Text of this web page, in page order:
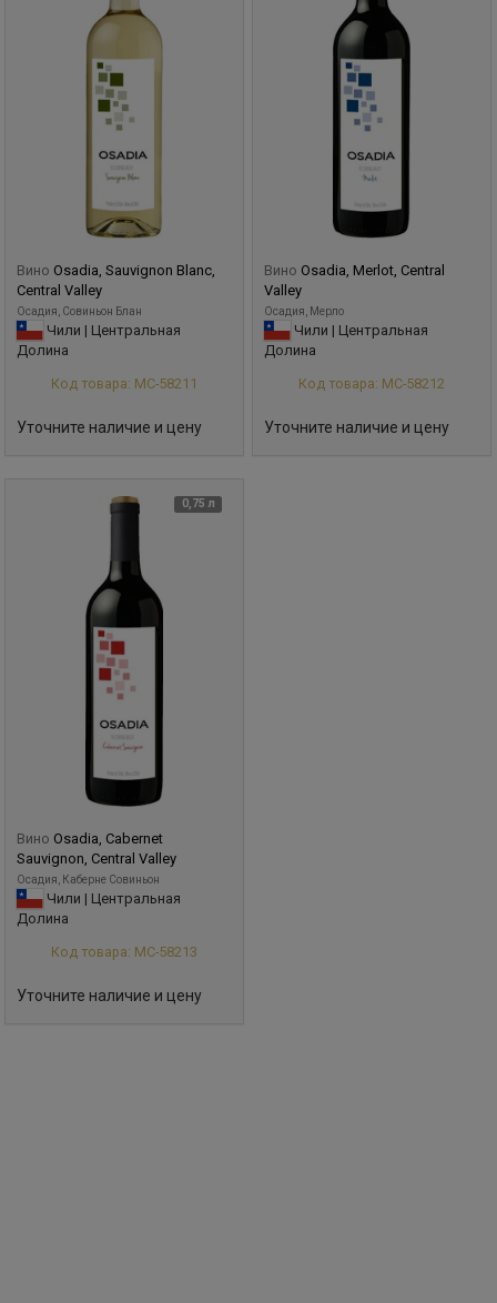
Вино Osadia, Sauvignon Blanc,
Central Valley
Осадия, Совиньон Блан
Чили | Центральная
Долина
Код товара: МС-58211
Уточните наличие и цену
Вино Osadia, Merlot, Central
Valley
Осадия, Мерло
Чили | Центральная
Долина
Код товара: МС-58212
Уточните наличие и цену
0,75 л
Вино Osadia, Cabernet
Sauvignon, Central Valley
Осадия, Каберне Совиньон
Чили | Центральная
Долина
Код товара: МС-58213
Уточните наличие и цену